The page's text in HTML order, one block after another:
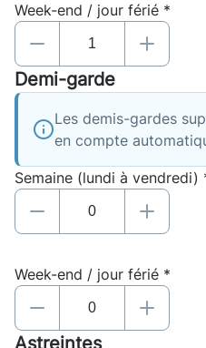
Week-end / jour férié *
Demi-garde
Les demis-gardes
en compte
Semaine (lundi à vendredi)
Week-end / jour férié *
Astreintes